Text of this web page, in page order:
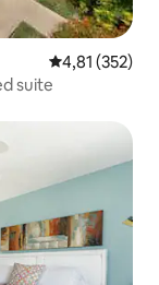
Gemiddelde
4,81 (352)
suite